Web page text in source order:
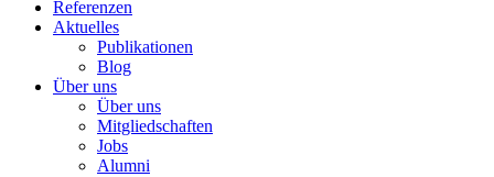
Referenzen
Aktuelles
Publikationen
Blog
Über uns
Über uns
Mitgliedschaften
Jobs
Alumni